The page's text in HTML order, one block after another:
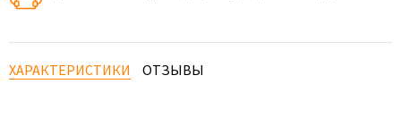
ХАРАКТЕРИСТИКИ ОТЗЫВЫ